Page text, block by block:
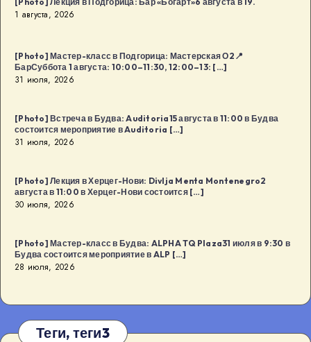
1 августа, 2026
[Photo] Мастер-класс в Подгорица: Мастерская О2📍
БарСуббота 1 августа: 10:00–11:30, 12:00–13: […]
31 июля, 2026
[Photo] Встреча в Будва: Auditoria15 августа в 11:00 в Будва
состоится мероприятие в Auditoria […]
31 июля, 2026
[Photo] Лекция в Херцег-Нови: Divlja Menta Montenegro2
августа в 11:00 в Херцег-Нови состоится […]
30 июля, 2026
[Photo] Мастер-класс в Будва: ALPHA TQ Plaza31 июля в 9:30 в
Будва состоится мероприятие в ALP […]
28 июля, 2026
Теги, теги3